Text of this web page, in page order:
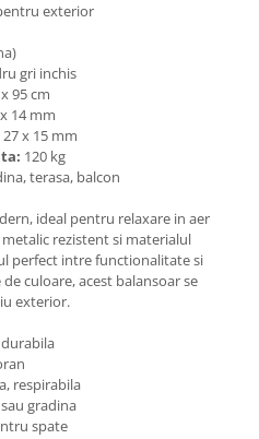
exterior
gri inchis
95 cm
14 mm
27 x 15 mm
120 kg
terasa, balcon
ideal pentru relaxare in aer
rezistent si materialul
perfect intre functionalitate si
culoare, acest balansoar se
exterior.
respirabila
gradina
spate